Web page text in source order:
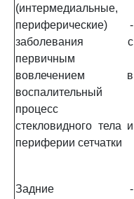
(интермедиальные,
периферические) -
заболевания с
первичным
вовлечением в
воспалительный
процесс
стекловидного тела и
периферии сетчатки
Задние -